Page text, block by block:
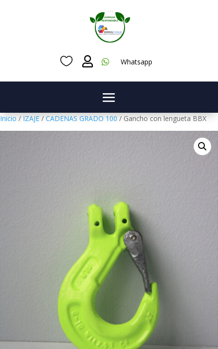
   Whatsapp
Inicio / IZAJE / CADENAS GRADO 100 / Gancho con lengueta BBX